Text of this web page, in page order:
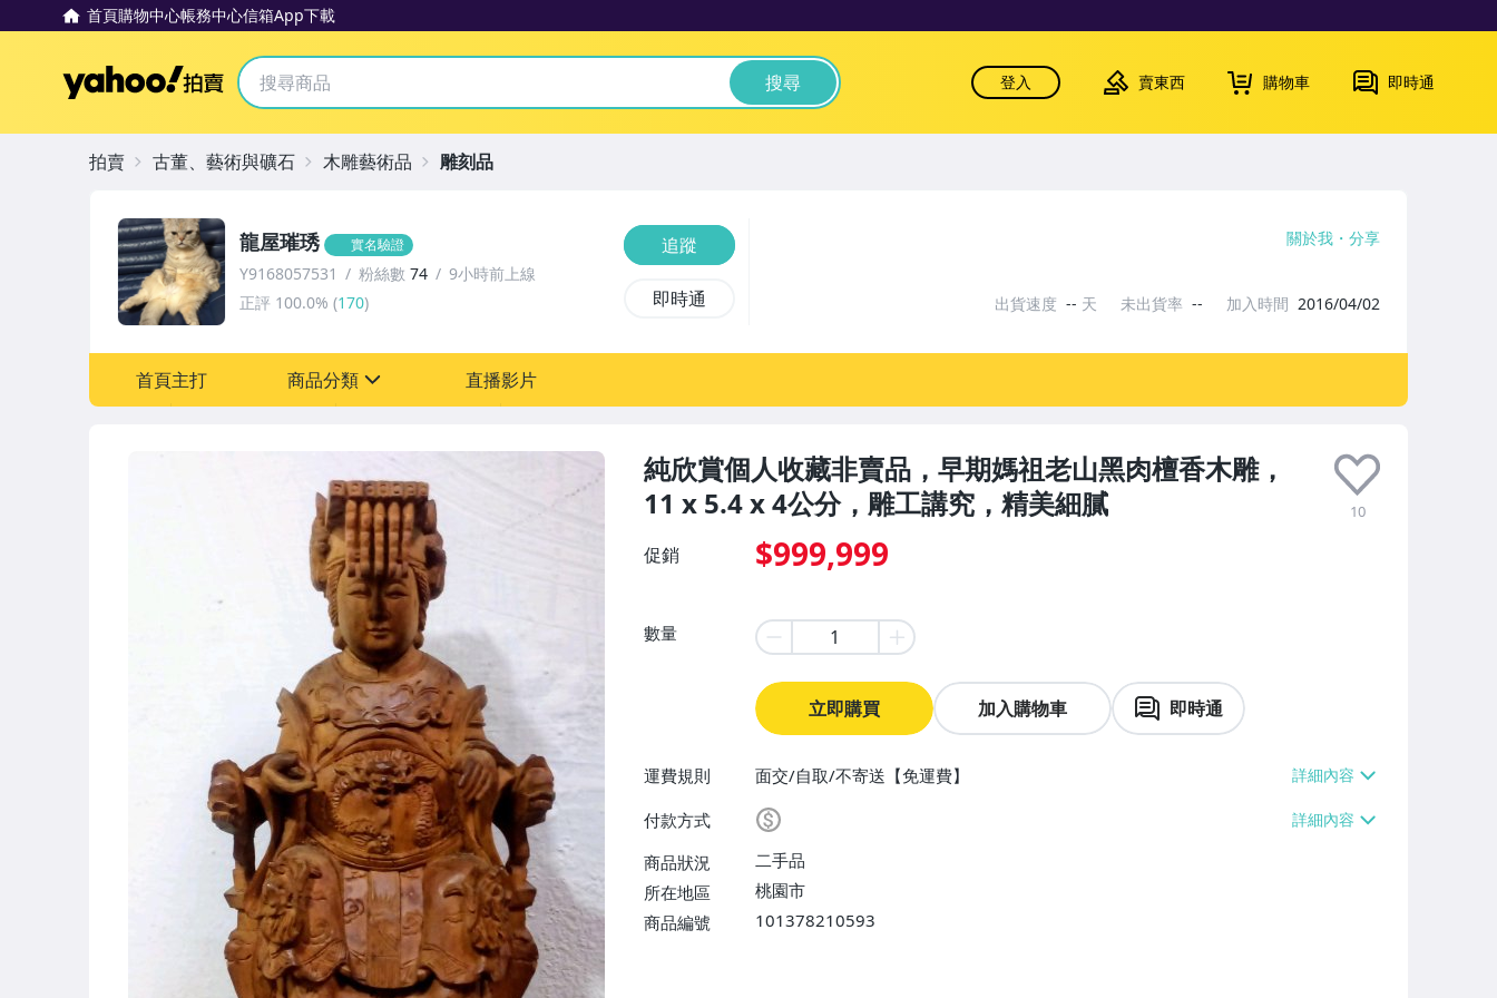
首頁購物中心帳務中心信箱App下載
Yahoo拍賣 搜尋 登入 賣東西 購物車 即時通
純欣賞個人收藏非賣品，早期媽祖老山黑肉檀香木雕，
11 x 5.4 x 4公分，雕工講究，精美細膩
10
促銷 $999,999
數量
立即購買 加入購物車 即時通
運費規則
面交/自取/不寄送【免運費】
付款方式
商品狀況
二手品
所在地區
桃園市
商品編號
101378210593
龍屋璀琇 實名驗證
Y9168057531 粉絲數 74
9小時前上線
正評 100.0% (170)
追蹤
即時通
關於我 分享
出貨速度 -- 天 未出貨率 -- 加入時間 2016/04/02
首頁主打 商品分類
電腦、平板與周邊
運動、戶外與休閒
直播影片
拍賣 古董、藝術與礦石 木雕藝術品 雕刻品